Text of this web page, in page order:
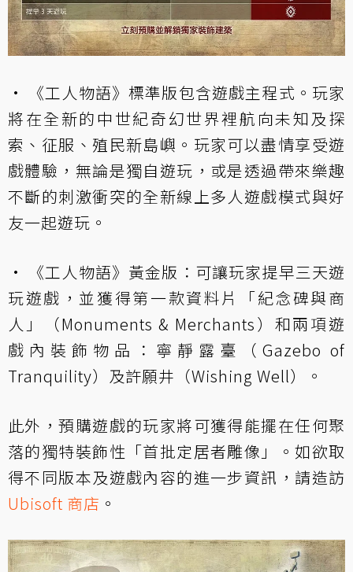
• 《工人物語》標準版包含遊戲主程式。玩家
將在全新的中世紀奇幻世界裡航向未知及探
索、征服、殖民新島嶼。玩家可以盡情享受遊
戲體驗，無論是獨自遊玩，或是透過帶來樂趣
不斷的刺激衝突的全新線上多人遊戲模式與好
友一起遊玩。
• 《工人物語》黃金版：可讓玩家提早三天遊
玩遊戲，並獲得第一款資料片「紀念碑與商
人」（Monuments & Merchants）和兩項遊
戲內裝飾物品：寧靜露臺（Gazebo of
Tranquility）及許願井（Wishing Well）。
此外，預購遊戲的玩家將可獲得能擺在任何聚
落的獨特裝飾性「首批定居者雕像」。如欲取
得不同版本及遊戲內容的進一步資訊，請造訪
Ubisoft 商店 。